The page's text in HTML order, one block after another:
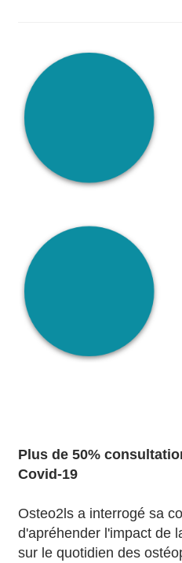
Plus de 50%
Covid-19
Osteo2ls a interrogé sa
d'apréhender l'impact de
sur le quotidien des